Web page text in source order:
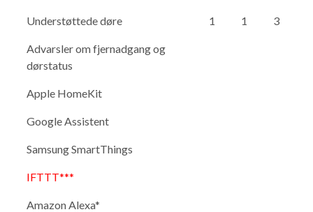
Understøttede døre 1 1 3
Advarsler om fjernadgang og
dørstatus
Apple HomeKit
Google Assistent
Samsung SmartThings
IFTTT***
Amazon Alexa*